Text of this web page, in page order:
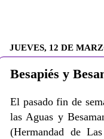
JUEVES, 12 DE
Besapiés y
El pasado fin de
las Aguas y
(Hermandad de